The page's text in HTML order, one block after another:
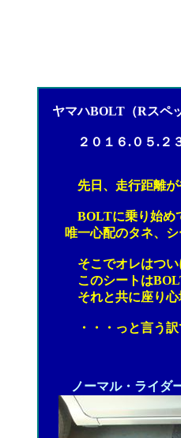
ヤマハBOLT（Rスペ
２０１６.０５.２３
先日、走行距離
BOLTに乗り始めてや
唯一心配のタネ、シー
そこでオレはついに
このシートはBOLT用
それと共に座り心地
・・・っと言う訳で
ノーマル・ライダ